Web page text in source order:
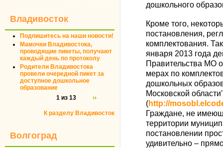
Владивосток
Подпишитесь на наши новости!
Мамочки Владивостока,
проводящие пикеты, получают
каждый день по протоколу
Родители Владивостока
провели очередной пикет за
доступное дошкольное
образование
1 из 13
››
К разделу Владивосток
Волгоград
дошкольного
Кроме того,
постановления,
комплектования.
января 2013 года
Правительства МО
мерах по
дошкольных
Московской
(http://
Граждане, не
территории
постановлении
удивительно –